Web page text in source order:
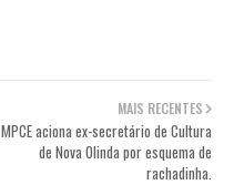
MAIS RECENTES
MPCE aciona ex-secretário de Cultura
de Nova Olinda por esquema de
rachadinha.